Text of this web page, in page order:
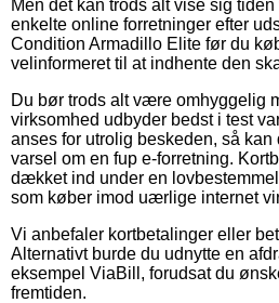
Men det kan trods alt vise sig
enkelte online forretninger efter
Condition Armadillo Elite før du
velinformeret til at indhente den
Du bør trods alt være omhyggelig
virksomhed udbyder bedst i test
anses for utrolig beskeden, så
varsel om en fup e-forretning.
dækket ind under en
som køber imod uærlige internet
Vi anbefaler kortbetalinger eller
Alternativt burde du udnytte en
eksempel ViaBill, forudsat du
fremtiden.